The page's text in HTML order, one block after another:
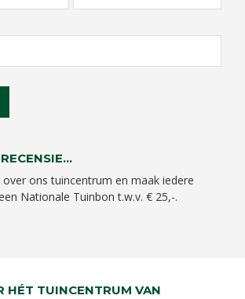
ons tuincentrum en maak iedere
Nationale Tuinbon t.w.v. € 25,-.
HÉT TUINCENTRUM VAN